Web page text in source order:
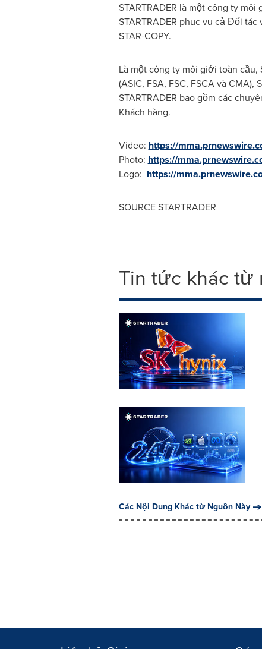
STARTRADER là một công ty
STARTRADER phục vụ cả Đối
STAR-COPY.
Là một công ty môi giới toàn
(ASIC, FSA, FSC, FSCA và
STARTRADER bao gồm các
Khách hàng.
Video: https://
Photo: https://
Logo: https://
SOURCE STARTRADER
Tin tức khác từ
Các Nội Dung Khác từ Nguồn Này